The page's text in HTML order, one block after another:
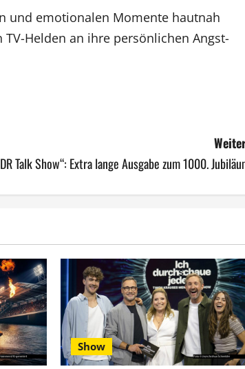
und emotionalen Momente hautnah
Helden an ihre persönlichen Angst-
Talk Show“: Extra lange Ausgabe zum 1000.
Show